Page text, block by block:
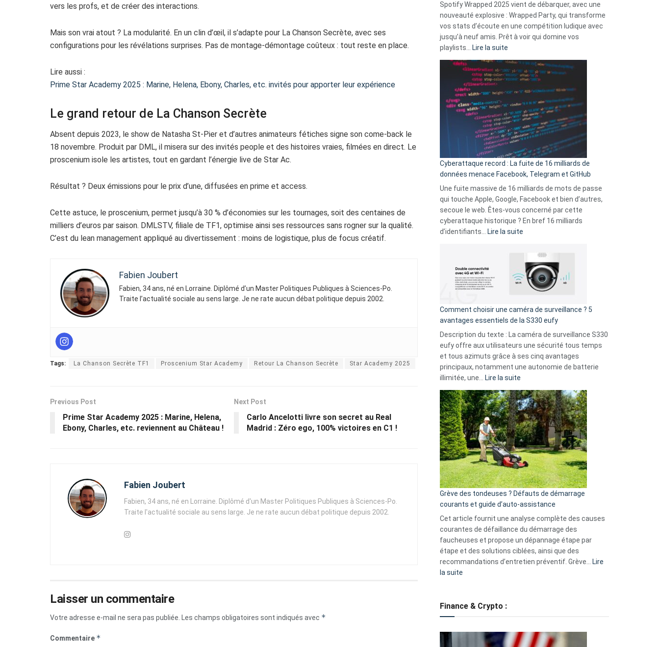
vers les profs, et de créer des interactions.
Mais son vrai atout ? La modularité. En un clin d’œil, il s’adapte pour La Chanson Secrète, avec ses
configurations pour les révélations surprises. Pas de montage-démontage coûteux : tout reste en place.
Lire aussi :
Prime Star Academy 2025 : Marine, Helena, Ebony, Charles, etc. invités pour apporter leur expérience
Le grand retour de La Chanson Secrète
Absent depuis 2023, le show de Natasha St-Pier et d’autres animateurs fétiches signe son come-back le
18 novembre. Produit par DML, il misera sur des invités people et des histoires vraies, filmées en direct. Le
proscenium isole les artistes, tout en gardant l’énergie live de Star Ac.
Résultat ? Deux émissions pour le prix d’une, diffusées en prime et access.
Cette astuce, le proscenium, permet jusqu’à 30 % d’économies sur les tournages, soit des centaines de
milliers d’euros par saison. DMLSTV, filiale de TF1, optimise ainsi ses ressources sans rogner sur la qualité.
C’est du lean management appliqué au divertissement : moins de logistique, plus de focus créatif.
Fabien Joubert
Fabien, 34 ans, né en Lorraine. Diplômé d’un Master Politiques Publiques à Sciences-Po.
Traite l’actualité sociale au sens large. Je ne rate aucun débat politique depuis 2002.
Tags: La Chanson Secrète TF1 Proscenium Star Academy Retour La Chanson Secrète Star Academy 2025
Previous Post
Prime Star Academy 2025 : Marine, Helena,
Ebony, Charles, etc. reviennent au Château !
Next Post
Carlo Ancelotti livre son secret au Real
Madrid : Zéro ego, 100% victoires en C1 !
Fabien Joubert
Fabien, 34 ans, né en Lorraine. Diplômé d'un Master Politiques Publiques à Sciences-Po.
Traite l'actualité sociale au sens large. Je ne rate aucun débat politique depuis 2002.
Laisser un commentaire
Votre adresse e-mail ne sera pas publiée. Les champs obligatoires sont indiqués avec *
Commentaire *
Solly
change
la
vie
sans-
abri
en
3
secondes
Spotify Wrapped 2025 vient de débarquer, avec une
nouveauté explosive : Wrapped Party, qui transforme
vos stats d’écoute en une compétition ludique avec
jusqu’à neuf amis. Prêt à voir qui domine vos
playlists… Lire la suite
Spotify
Wrapped
2025
est
:
Le
Wrapped
Party
pour
comparer
vos
goûts
musicaux
avec
9
amis
Cyberattaque record : La fuite de 16 milliards de
données menace Facebook, Telegram et GitHub
Une fuite massive de 16 milliards de mots de passe
qui touche Apple, Google, Facebook et bien d’autres,
secoue le web. Êtes-vous concerné par cette
cyberattaque historique ? En bref 16 milliards
d’identifiants… Lire la suite
record
La
fuite
16
milliards
données
menace
Facebook,
Telegram
GitHub
Comment choisir une caméra de surveillance ? 5
avantages essentiels de la S330 eufy
Description du texte : La caméra de surveillance S330
eufy offre aux utilisateurs une sécurité tous temps
et tous azimuts grâce à ses cinq avantages
principaux, notamment une autonomie de batterie
illimitée, une… Lire la suite
Comment
choisir
une
caméra
de
surveillance
?
5
avantages
essentiels
de
la
S330
eufy
Grève des tondeuses ? Défauts de démarrage
courants et guide d’auto-assistance
Cet article fournit une analyse complète des causes
courantes de défaillance du démarrage des
faucheuses et propose un dépannage étape par
étape et des solutions ciblées, ainsi que des
recommandations d’entretien préventif. Grève… Lire
la suite
tondeuses
Finance & Crypto :